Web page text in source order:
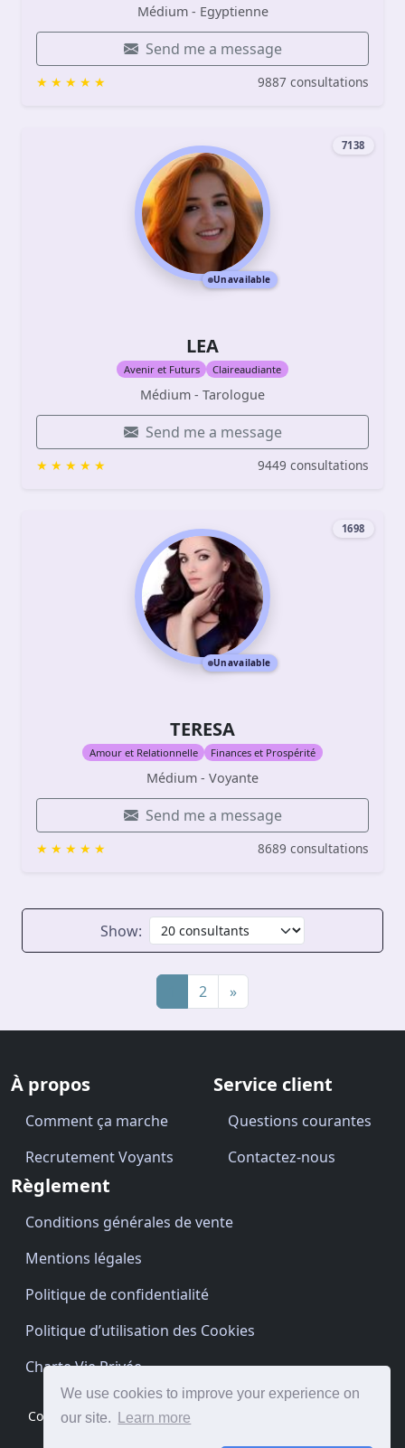
We use cookies to improve your experience on
our site.
Learn more
Médium - Egyptienne
Send me a message
9887 consultations
7138
Unavailable
LEA
Avenir et Futurs Claireaudiante
Médium - Tarologue
Send me a message
9449 consultations
1698
Unavailable
TERESA
Amour et Relationnelle Finances et Prospérité
Médium - Voyante
Send me a message
8689 consultations
Show:
2 »
À propos
Comment ça marche
Recrutement Voyants
Service client
Questions courantes
Contactez-nous
Règlement
Conditions générales de vente
Mentions légales
Politique de confidentialité
Politique d’utilisation des Cookies
Charte Vie Privée
Copyright © Cartomancien.be 2026 · Site by